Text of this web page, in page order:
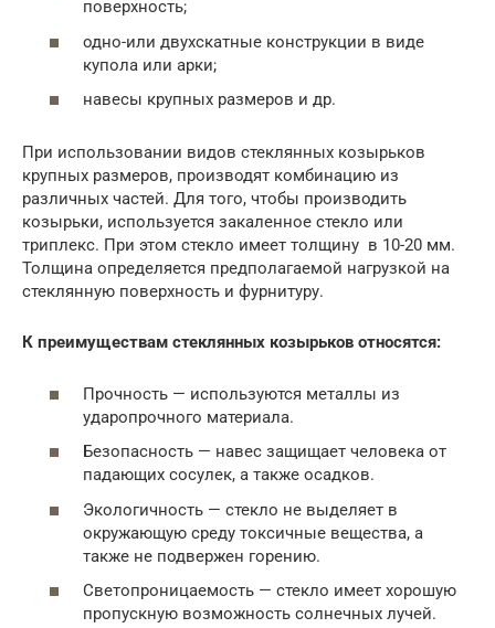
поверхность;
одно-или двухскатные конструкции в виде
купола или арки;
навесы крупных размеров и др.
При использовании видов стеклянных козырьков
крупных размеров, производят комбинацию из
различных частей. Для того, чтобы производить
козырьки, используется закаленное стекло или
триплекс. При этом стекло имеет толщину в 10-20 мм.
Толщина определяется предполагаемой нагрузкой на
стеклянную поверхность и фурнитуру.
К преимуществам стеклянных козырьков относятся:
Прочность — используются металлы из
ударопрочного материала.
Безопасность — навес защищает человека от
падающих сосулек, а также осадков.
Экологичность — стекло не выделяет в
окружающую среду токсичные вещества, а
также не подвержен горению.
Светопроницаемость — стекло имеет хорошую
пропускную возможность солнечных лучей.